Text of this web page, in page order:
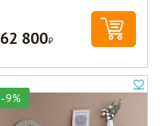
62 800Р
-9%